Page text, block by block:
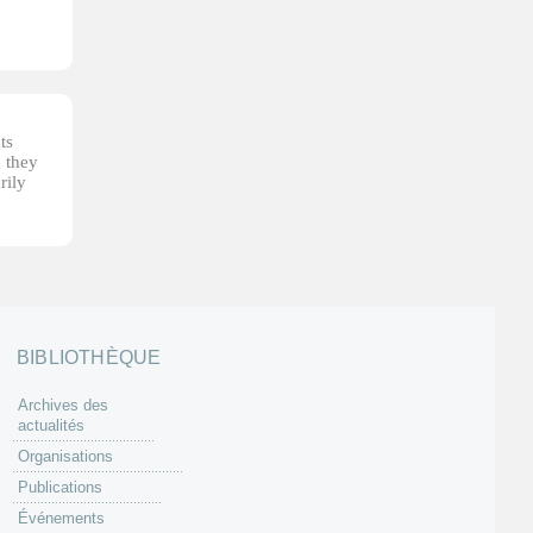
they
BIBLIOTHÈQUE
Archives des
actualités
Organisations
Publications
Événements